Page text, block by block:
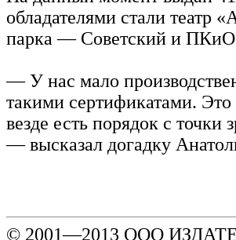
обладателями стали театр
парка — Советский и
— У нас мало
такими сертификатами.
везде есть порядок с точки
— высказал догадку
© 2001—2013 ООО